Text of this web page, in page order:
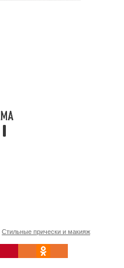
Стильные прически и макияж